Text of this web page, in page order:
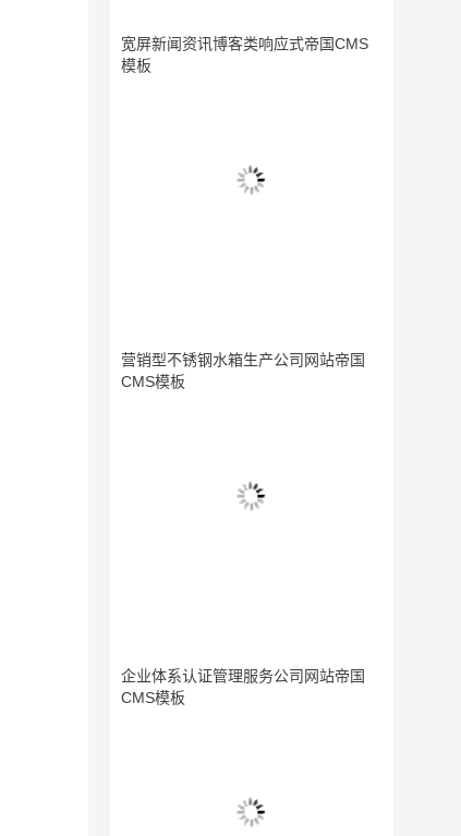
宽屏新闻资讯博客类响应式帝国CMS
模板
营销型不锈钢水箱生产公司网站帝国
CMS模板
企业体系认证管理服务公司网站帝国
CMS模板